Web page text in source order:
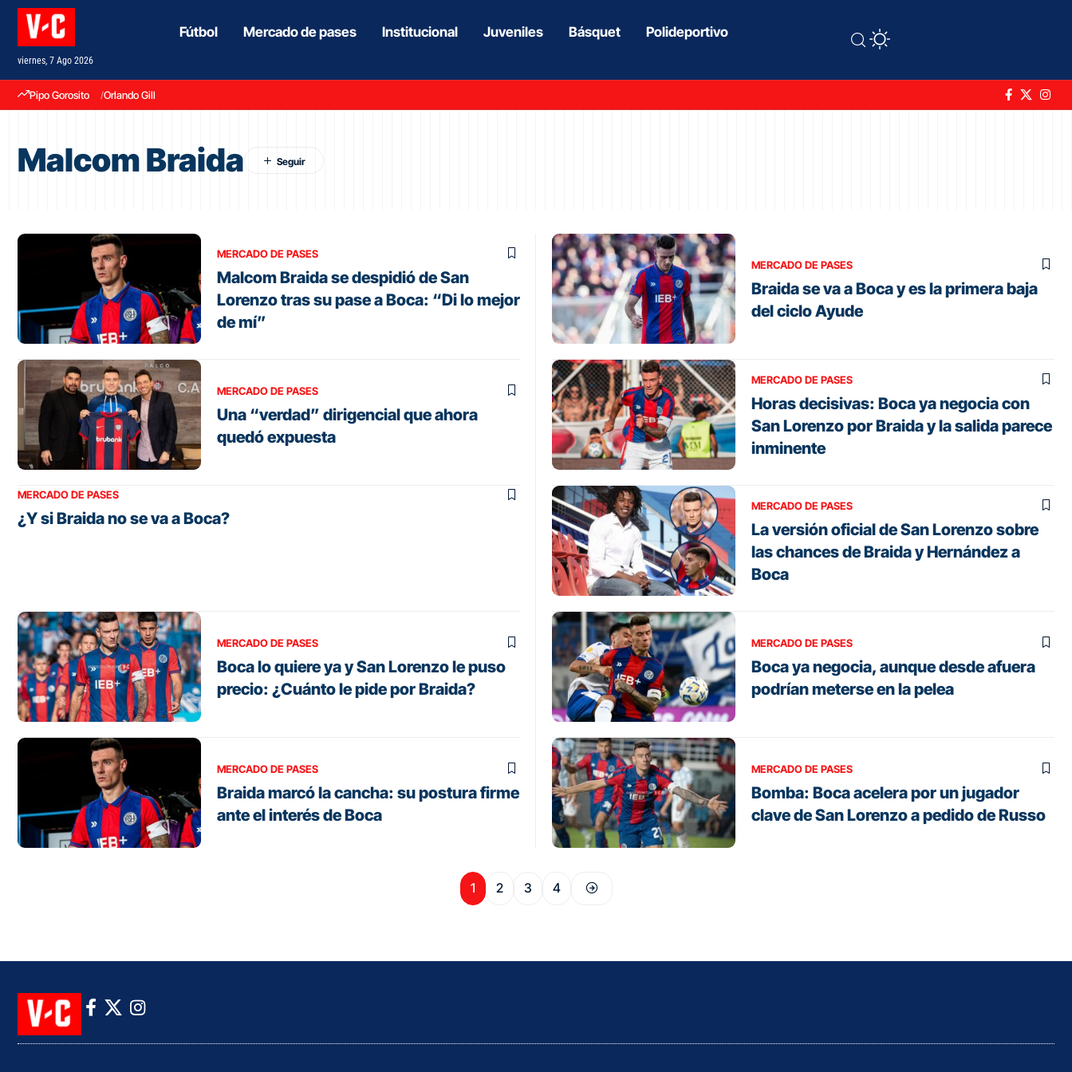
viernes, 7 Ago 2026
Fútbol Mercado de pases Institucional Juveniles Básquet Polideportivo
Pipo Gorosito Orlando Gill
Malcom Braida
MERCADO DE PASES
Malcom Braida se despidió de San
Lorenzo tras su pase a Boca: “Di lo mejor
de mí”
MERCADO DE PASES
Braida se va a Boca y es la primera baja
del ciclo Ayude
MERCADO DE PASES
Una “verdad” dirigencial que ahora
quedó expuesta
MERCADO DE PASES
Horas decisivas: Boca ya negocia con
San Lorenzo por Braida y la salida parece
inminente
MERCADO DE PASES
¿Y si Braida no se va a Boca?
MERCADO DE PASES
La versión oficial de San Lorenzo sobre
las chances de Braida y Hernández a
Boca
MERCADO DE PASES
Boca lo quiere ya y San Lorenzo le puso
precio: ¿Cuánto le pide por Braida?
MERCADO DE PASES
Boca ya negocia, aunque desde afuera
podrían meterse en la pelea
MERCADO DE PASES
Braida marcó la cancha: su postura firme
ante el interés de Boca
MERCADO DE PASES
Bomba: Boca acelera por un jugador
clave de San Lorenzo a pedido de Russo
1 2 3 4